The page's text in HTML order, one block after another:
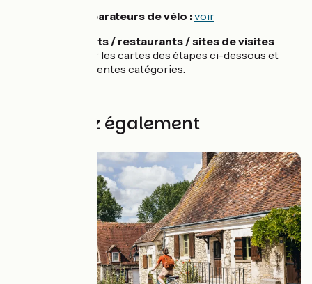
🚴 Loueurs / réparateurs de vélo :voir
🛌 Hébergements / restaurants / sites de visites
rendez-vous sur les cartes des étapes ci-dessous et
affichez les différentes catégories.
Découvrez également